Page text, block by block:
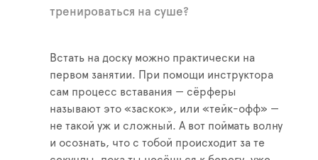
тренироваться на суше?
Встать на доску можно практически на
первом занятии. При помощи инструктора
сам процесс вставания — сёрферы
называют это «заскок», или «тейк-офф» —
не такой уж и сложный. А вот поймать волну
и осознать, что с тобой происходит за те